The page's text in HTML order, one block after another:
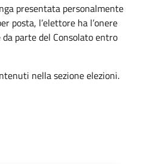
presentata personalmente
posta, l’elettore ha l’onere
parte del Consolato entro
nella sezione elezioni.